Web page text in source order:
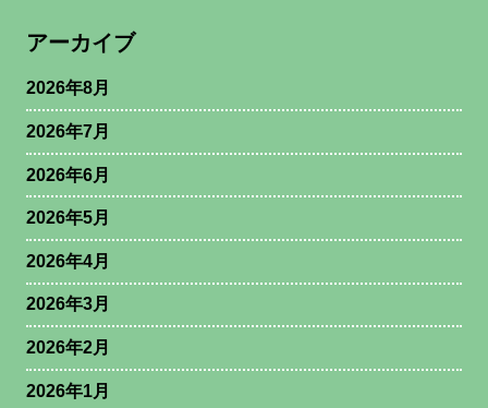
アーカイブ
2026年8月
2026年7月
2026年6月
2026年5月
2026年4月
2026年3月
2026年2月
2026年1月